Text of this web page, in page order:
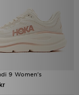
9 Women's